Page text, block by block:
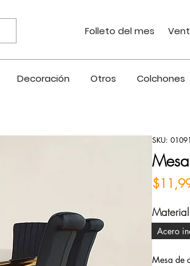
Folleto del mes
Decoración Otros Colchones
SKU:
Material
Acero
Mesa de